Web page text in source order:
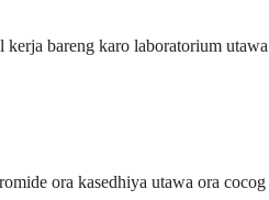
bareng karo laboratorium
ora kasedhiya utawa ora